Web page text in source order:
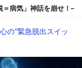
＝病気」神話を崩せ！
の“緊急脱出スイッ